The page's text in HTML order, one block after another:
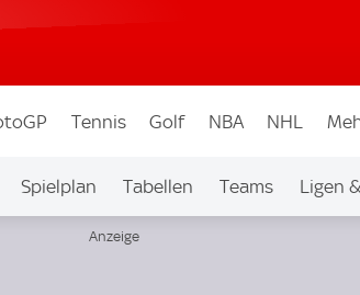
Tennis Golf NBA NHL
Spielplan Tabellen Teams Ligen